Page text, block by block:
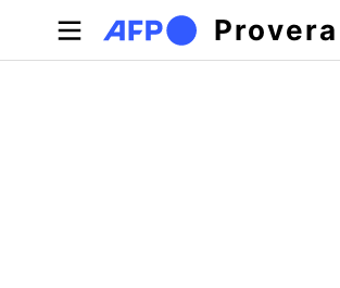
Skip to main content
Примарни табови